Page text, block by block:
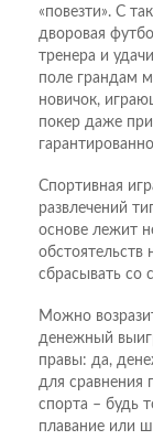
«повезти». С
дворовая
тренера и
поле грандам
новичок,
покер даже
Спортивная
развлечений
основе лежит
обстоятельств
сбрасывать со
Можно
денежный
правы: да,
для
спорта – будь
плавание или